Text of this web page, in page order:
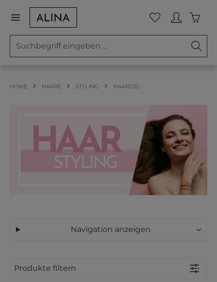
Zum Hauptinhalt springen Du hast 0
HOME HAARE STYLING HAARGEL
Navigation anzeigen
Produkte filtern